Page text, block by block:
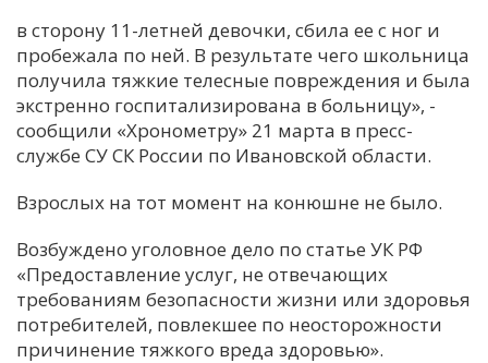
Е
И
К
С
У
Х
в сторону 11-летней девочки, сбила ее с ног и
пробежала по ней. В результате чего школьница
получила тяжкие телесные повреждения и была
экстренно госпитализирована в больницу», -
сообщили «Хронометру» 21 марта в пресс-
службе СУ СК России по Ивановской области.
Взрослых на тот момент на конюшне не было.
Возбуждено уголовное дело по статье УК РФ
«Предоставление услуг, не отвечающих
требованиям безопасности жизни или здоровья
потребителей, повлекшее по неосторожности
причинение тяжкого вреда здоровью».